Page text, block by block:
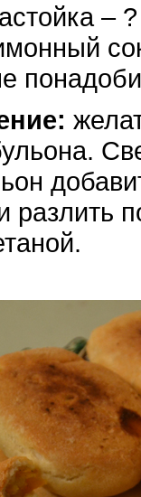
–
разлить